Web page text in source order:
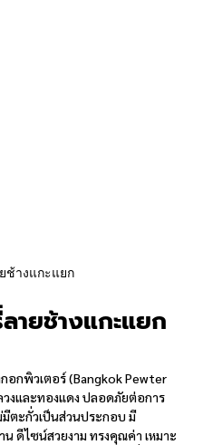
ช้างแกะแยก
ายช้างแกะแยก
อกพิวเตอร์ (Bangkok Pewter
งและทองแดง ปลอดภัยต่อการ
มีตะกั่วเป็นส่วนประกอบ มี
ดีไซน์สวยงาม ทรงคุณค่า เหมาะ